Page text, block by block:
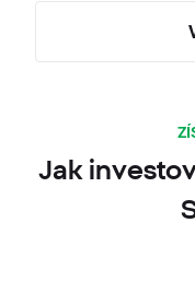
Jak